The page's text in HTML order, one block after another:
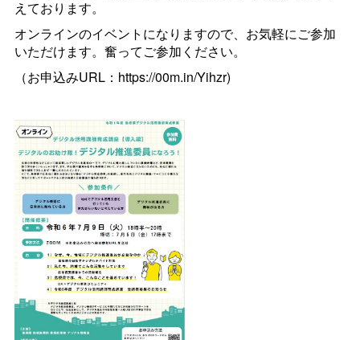
えております。
オンラインのイベントになりますので、お気軽にご参加
いただけます。奮ってご参加ください。
（お申込みURL：https://00m.in/Yihzr)